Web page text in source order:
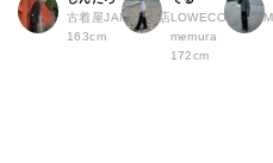
古着屋JAM 仙台店
163cm
LOWECO by
memura
172cm